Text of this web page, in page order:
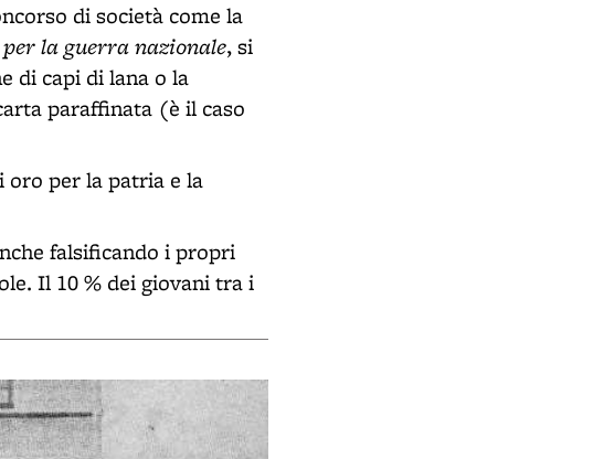
di società come la
la guerra nazionale, si
di capi di lana o la
paraffinata (è il caso
per la patria e la
falsificando i propri
Il 10 % dei giovani tra i